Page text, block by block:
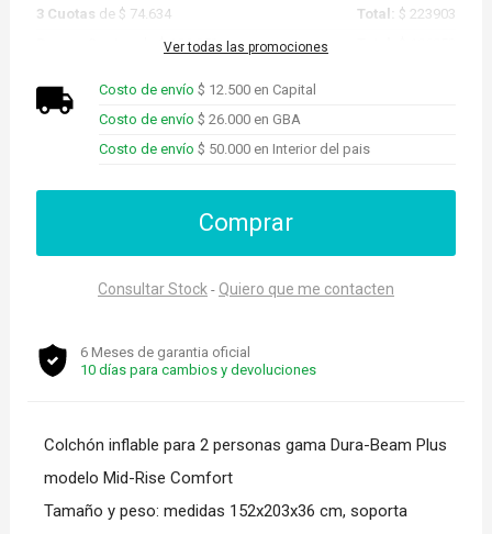
3 Cuotas de $ 74.634 Total: $ 223903
de $ 196.952
Ver todas las promociones
Costo de envío $ 12.500 en Capital
Costo de envío $ 26.000 en GBA
Costo de envío $ 50.000 en Interior del pais
Comprar
Consultar Stock- Quiero que me contacten
6 Meses de garantia oficial
10 días para cambios y devoluciones
Colchón inflable para 2 personas gama Dura-Beam Plus
modelo Mid-Rise Comfort
Tamaño y peso: medidas 152x203x36 cm, soporta